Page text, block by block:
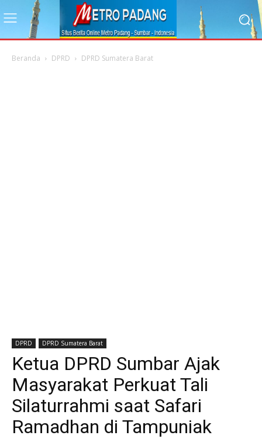
Beranda DPRD DPRD Sumatera Barat
DPRD DPRD Sumatera Barat
Ketua DPRD Sumbar Ajak
Masyarakat Perkuat Tali
Silaturrahmi saat Safari
Ramadhan di Tampuniak